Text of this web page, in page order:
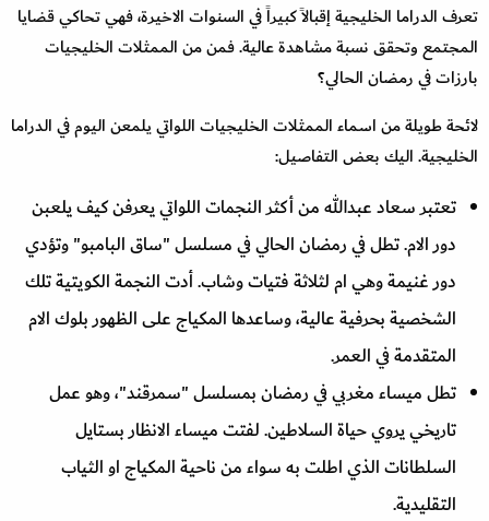
تعرف الدراما الخليجية إقبالاً كبيراً في السنوات الاخيرة، فهي تحاكي قضايا
المجتمع وتحقق نسبة مشاهدة عالية. فمن من الممثلات الخليجيات
بارزات في رمضان الحالي؟
لائحة طويلة من اسماء الممثلات الخليجيات اللواتي يلمعن اليوم في الدراما
الخليجية. اليك بعض التفاصيل:
تعتبر سعاد عبدالله من أكثر النجمات اللواتي يعرفن كيف يلعبن
دور الام. تطل في رمضان الحالي في مسلسل "ساق البامبو" وتؤدي
دور غنيمة وهي ام لثلاثة فتيات وشاب. أدت النجمة الكويتية تلك
الشخصية بحرفية عالية، وساعدها المكياج على الظهور بلوك الام
المتقدمة في العمر.
تطل ميساء مغربي في رمضان بمسلسل "سمرقند"، وهو عمل
تاريخي يروي حياة السلاطين. لفتت ميساء الانظار بستايل
السلطانات الذي اطلت به سواء من ناحية المكياج او الثياب
التقليدية.